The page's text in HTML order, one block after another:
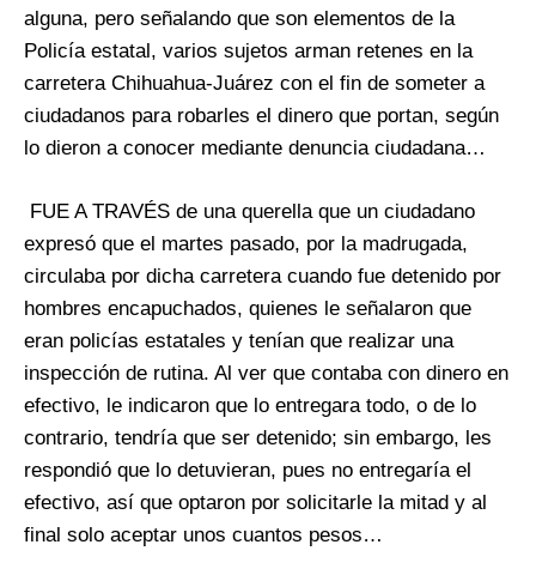
alguna, pero señalando que son elementos de la
Policía estatal, varios sujetos arman retenes en la
carretera Chihuahua-Juárez con el fin de someter a
ciudadanos para robarles el dinero que portan, según
lo dieron a conocer mediante denuncia ciudadana…
FUE A TRAVÉS de una querella que un ciudadano
expresó que el martes pasado, por la madrugada,
circulaba por dicha carretera cuando fue detenido por
hombres encapuchados, quienes le señalaron que
eran policías estatales y tenían que realizar una
inspección de rutina. Al ver que contaba con dinero en
efectivo, le indicaron que lo entregara todo, o de lo
contrario, tendría que ser detenido; sin embargo, les
respondió que lo detuvieran, pues no entregaría el
efectivo, así que optaron por solicitarle la mitad y al
final solo aceptar unos cuantos pesos…